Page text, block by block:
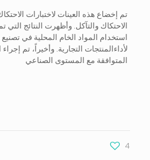
تم إخضاع هذه العينات لاختبارات
الاحتكاك والتآكل. وأظهرت النتائج التي
استخدام المواد الخام المحلية في
لأداءالمنتجات التجارية. وأخيراً، تم إجراء
المتوافقة مع المستوى الصناعي
4